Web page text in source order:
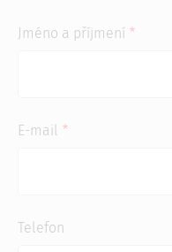
Jméno a příjmení
E-mail
Telefon